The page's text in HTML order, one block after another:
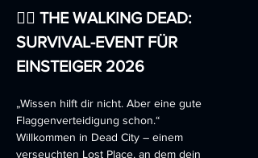
🧟‍♂️ THE WALKING DEAD:
SURVIVAL-EVENT FÜR
EINSTEIGER 2026
„Wissen hilft dir nicht. Aber eine gute
Flaggenverteidigung schon.“
Willkommen in Dead City – einem
verseuchten Lost Place, an dem dein